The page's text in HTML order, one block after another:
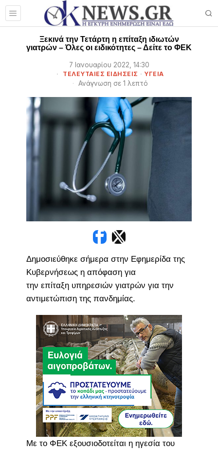
Ξεκινά την Τετάρτη η επίταξη ιδιωτών
γιατρών – Όλες οι ειδικότητες – Δείτε το ΦΕΚ
7 Ιανουαρίου 2022, 14:30
ΤΕΛΕΥΤΑΙΕΣ ΕΙΔΗΣΕΙΣ · ΥΓΕΙΑ
Ανάγνωση σε 1 λεπτό
Δημοσιεύθηκε σήμερα στην Εφημερίδα της
Κυβερνήσεως η απόφαση για
την επίταξη υπηρεσιών γιατρών για την
αντιμετώπιση της πανδημίας.
Με το ΦΕΚ εξουσιοδοτείται η ηγεσία του